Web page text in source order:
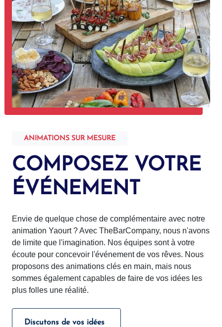
ANIMATIONS SUR MESURE
COMPOSEZ VOTRE
ÉVÉNEMENT
Envie de quelque chose de complémentaire avec notre
animation Yaourt ? Avec TheBarCompany, nous n'avons
de limite que l'imagination. Nos équipes sont à votre
écoute pour concevoir l'événement de vos rêves. Nous
proposons des animations clés en main, mais nous
sommes également capables de faire de vos idées les
plus folles une réalité.
Discutons de vos idées